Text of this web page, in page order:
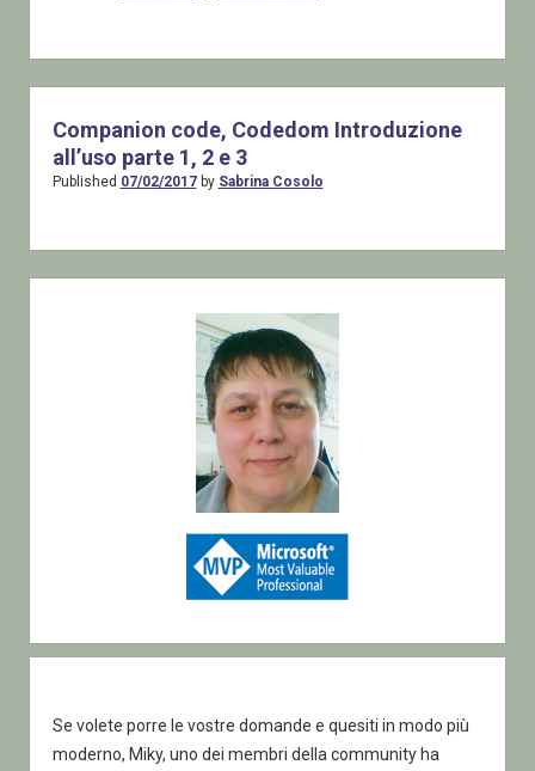
casella
di
posta
Companion code, Codedom Introduzione
all’uso parte 1, 2 e 3
Published 07/02/2017by Sabrina Cosolo
Se volete porre le vostre domande e quesiti in modo più
moderno, Miky, uno dei membri della community ha